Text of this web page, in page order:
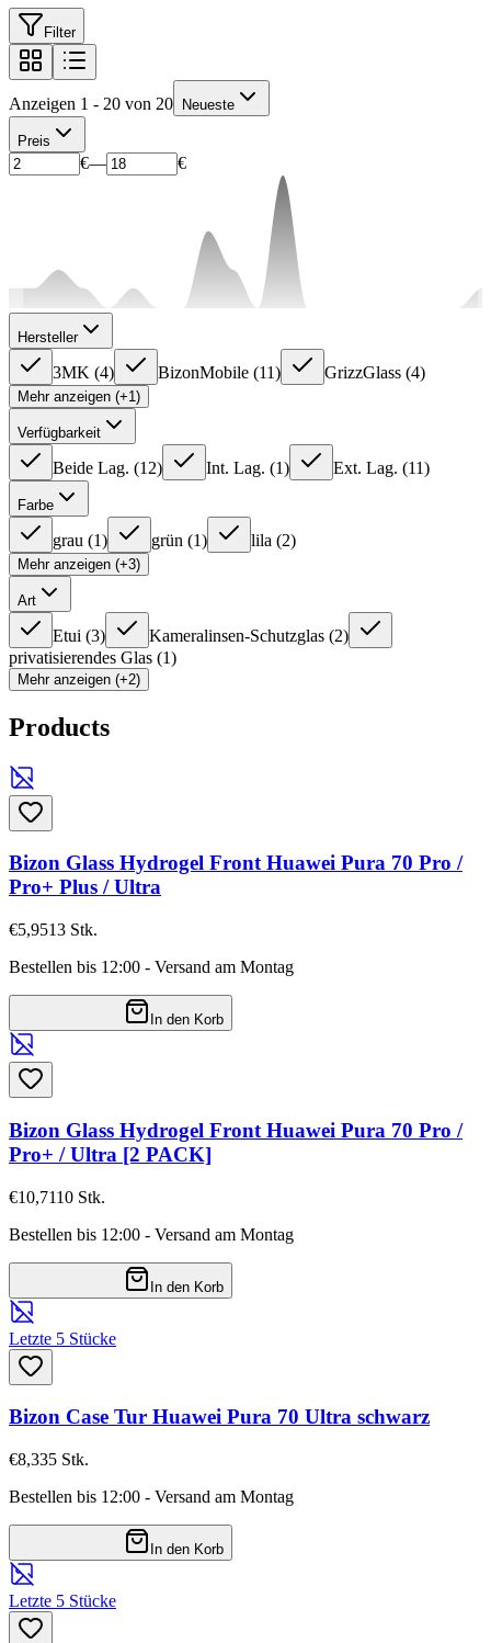
Filter
Anzeigen 1 - 20 von 20 Neueste
Preis
€— €
Hersteller
3MK (4) BizonMobile (11) GrizzGlass (4)
Mehr anzeigen (+1)
Verfügbarkeit
Beide Lag. (12) Int. Lag. (1) Ext. Lag. (11)
Farbe
grau (1) grün (1) lila (2)
Mehr anzeigen (+3)
Art
Etui (3) Kameralinsen-Schutzglas (2)
privatisierendes Glas (1)
Mehr anzeigen (+2)
Products
Bizon Glass Hydrogel Front Huawei Pura 70 Pro /
Pro+ Plus / Ultra
€5,9513 Stk.
Bestellen bis 12:00 - Versand am Montag
In den Korb
Bizon Glass Hydrogel Front Huawei Pura 70 Pro /
Pro+ / Ultra [2 PACK]
€10,7110 Stk.
Bestellen bis 12:00 - Versand am Montag
In den Korb
Letzte 5 Stücke
Bizon Case Tur Huawei Pura 70 Ultra schwarz
€8,335 Stk.
Bestellen bis 12:00 - Versand am Montag
In den Korb
Letzte 5 Stücke